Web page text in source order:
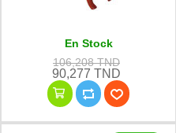
En Stock
106,208 TND
90,277 TND